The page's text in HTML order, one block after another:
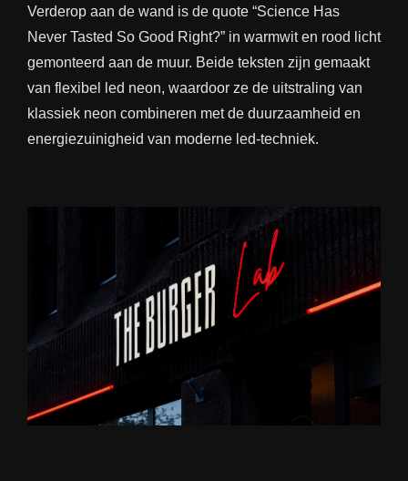
Verderop aan de wand is de quote “Science Has
Never Tasted So Good Right?” in warmwit en rood licht
gemonteerd aan de muur. Beide teksten zijn gemaakt
van flexibel led neon, waardoor ze de uitstraling van
klassiek neon combineren met de duurzaamheid en
energiezuinigheid van moderne led-techniek.